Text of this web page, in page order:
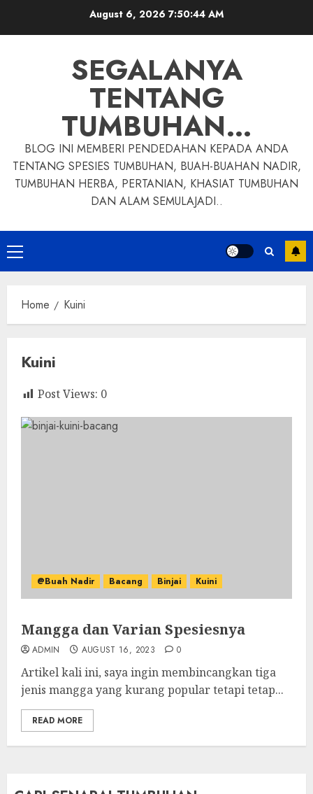
August 6, 2026 7:50:45 AM
SEGALANYA
TENTANG
TUMBUHAN…
BLOG INI MEMBERI PENDEDAHAN KEPADA ANDA
TENTANG SPESIES TUMBUHAN, BUAH-BUAHAN NADIR,
TUMBUHAN HERBA, PERTANIAN, KHASIAT TUMBUHAN
DAN ALAM SEMULAJADI..
Primary
Menu
Home Kuini
Kuini
Post Views: 0
@Buah Nadir Bacang Binjai Kuini
Mangga dan Varian Spesiesnya
ADMIN AUGUST 16, 2023 0
Artikel kali ini, saya ingin membincangkan tiga
jenis mangga yang kurang popular tetapi tetap...
READ MORE